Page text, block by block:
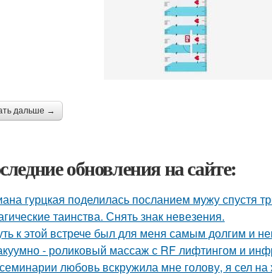
дальше →
обновления на сайте:
гурцкая поделилась посланием мужу спустя
таинства. Снять знак невезения.
к этой встрече был для меня самым долгим и
- роликовый массаж с RF лифтингом и
любовь вскружила мне голову, я сел на